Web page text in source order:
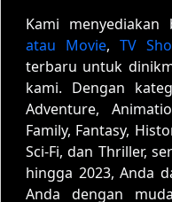
Kami
atau Movie, TV
terbaru untuk
kami. Dengan
Adventure,
Family, Fantasy,
Sci-Fi, dan Thriller,
hingga 2023, Anda
Anda dengan